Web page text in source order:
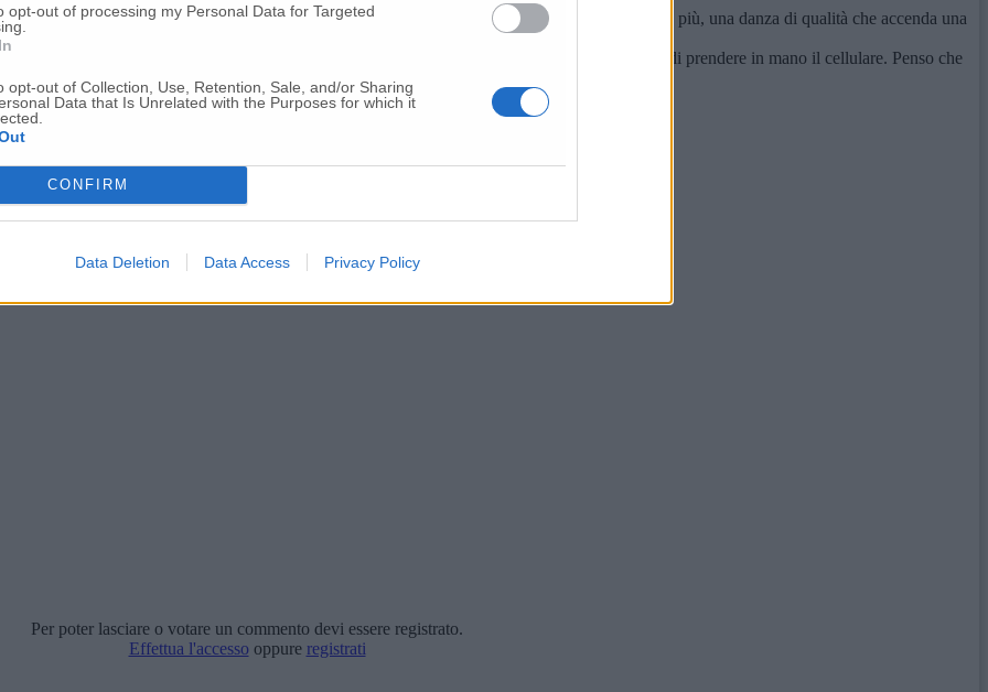
opt-out of processing my Personal Data for Targeted
opt-out of Collection, Use, Retention, Sale, and/or Sharing
Data that Is Unrelated with the Purposes for which it
CONFIRM
Data Deletion Data Access Privacy Policy
modo che il pubblico possa incontrare una danza capace di emozionare, di lasciare qualcosa in più, una danza di qualità che accenda una
per una settimana ci si muove, si danza, si suona, si balla e non c’è quasi nemmeno il tempo di prendere in mano il cellulare. Penso che
Per poter lasciare o votare un commento devi essere registrato.
Effettua l'accesso oppure registrati